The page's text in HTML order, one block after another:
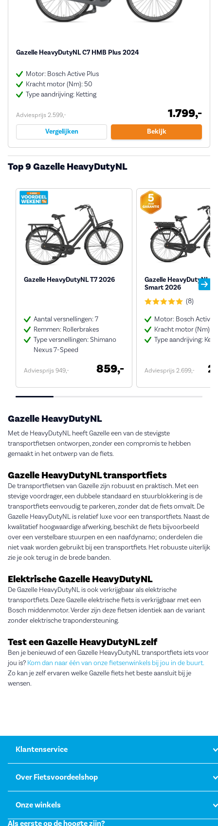
Gazelle HeavyDutyNL C7 HMB Plus 2024
Motor: Bosch Active Plus
Kracht motor (Nm): 50
Type aandrijving: Ketting
Adviesprijs 2.599,- 1.799,-
Vergelijken Bekijk
Top 9 Gazelle HeavyDutyNL
Gazelle HeavyDutyNL T7 2026
Aantal versnellingen: 7
Remmen: Rollerbrakes
Type versnellingen: Shimano
Nexus 7-Speed
Adviesprijs 949,- 859,-
Gazelle HeavyDutyNL
Smart 2026
(8)
Motor: Bosch Active
Kracht motor (Nm):
Type aandrijving:
Adviesprijs 2.699,-
Gazelle HeavyDutyNL
Met de HeavyDutyNL heeft Gazelle een van de stevigste
transportfietsen ontworpen, zonder een compromis te hebben
gemaakt in het ontwerp van de fiets.
Gazelle HeavyDutyNL transportfiets
De transportfietsen van Gazelle zijn robuust en praktisch. Met een
stevige voordrager, een dubbele standaard en stuurblokkering is de
transportfiets eenvoudig te parkeren, zonder dat de fiets omvalt. De
Gazelle HeavyDutyNL is relatief luxe voor een transportfiets. Naast de
kwalitatief hoogwaardige afwerking, beschikt de fiets bijvoorbeeld
over een verstelbare stuurpen en een naafdynamo; onderdelen die
niet vaak worden gebruikt bij een transportfiets. Het robuuste uiterlijk
zie je ook terug in de brede banden.
Elektrische Gazelle HeavyDutyNL
De Gazelle HeavyDutyNL is ook verkrijgbaar als elektrische
transportfiets. Deze Gazelle elektrische fiets is verkrijgbaar met een
Bosch middenmotor. Verder zijn deze fietsen identiek aan de variant
zonder elektrische trapondersteuning.
Test een Gazelle HeavyDutyNL zelf
Ben je benieuwd of een Gazelle HeavyDutyNL transportfiets iets voor
jou is? Kom dan naar één van onze fietsenwinkels bij jou in de buurt.
Zo kan je zelf ervaren welke Gazelle fiets het beste aansluit bij je
wensen.
Klantenservice
Over Fietsvoordeelshop
Onze winkels
Als eerste op de hoogte zijn?